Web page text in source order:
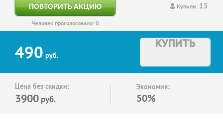
Купили: 15
ПОВТОРИТЬ АКЦИЮ
Человек проголосовало: 0
490 руб.
КУПИТЬ
Цена без скидки:
3900 руб.
Экономия:
50%